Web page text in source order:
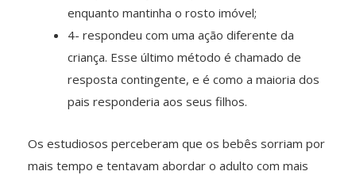
enquanto mantinha o rosto imóvel;
4- respondeu com uma ação diferente da
criança. Esse último método é chamado de
resposta contingente, e é como a maioria dos
pais responderia aos seus filhos.
Os estudiosos perceberam que os bebês sorriam por
mais tempo e tentavam abordar o adulto com mais